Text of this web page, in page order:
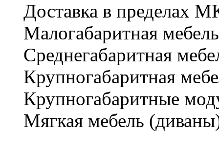
Доставка в пределах
Малогабаритная
Cреднегабаритная
Крупногабаритная
Крупногабаритные
Мягкая мебель